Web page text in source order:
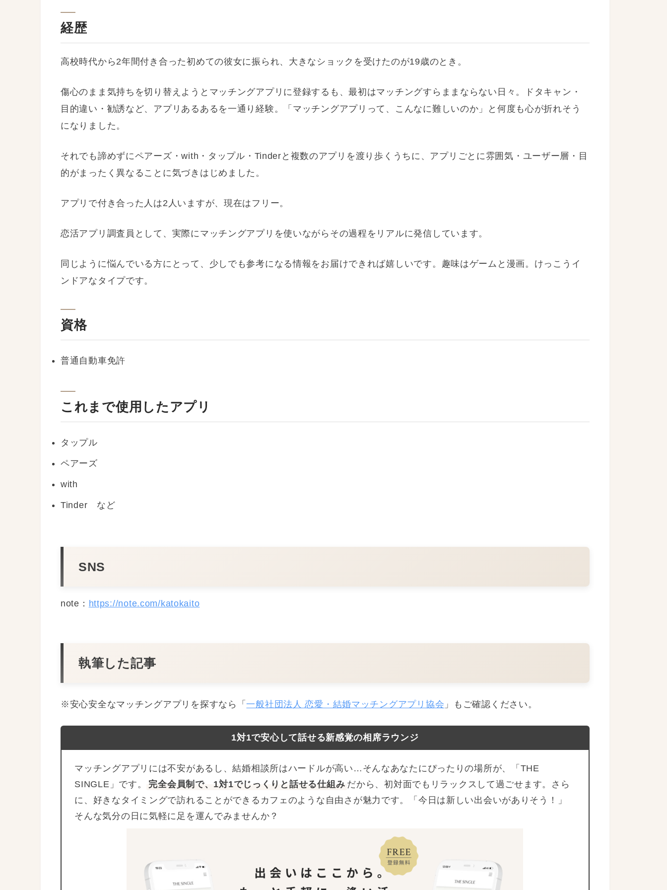
経歴
高校時代から2年間付き合った初めての彼女に振られ、大きなショックを受けたのが19歳のとき。
傷心のまま気持ちを切り替えようとマッチングアプリに登録するも、最初はマッチングすらままならない日々。ドタキャン・
目的違い・勧誘など、アプリあるあるを一通り経験。「マッチングアプリって、こんなに難しいのか」と何度も心が折れそう
になりました。
それでも諦めずにペアーズ・with・タップル・Tinderと複数のアプリを渡り歩くうちに、アプリごとに雰囲気・ユーザー層・目
的がまったく異なることに気づきはじめました。
アプリで付き合った人は2人いますが、現在はフリー。
恋活アプリ調査員として、実際にマッチングアプリを使いながらその過程をリアルに発信しています。
同じように悩んでいる方にとって、少しでも参考になる情報をお届けできれば嬉しいです。趣味はゲームと漫画。けっこうイ
ンドアなタイプです。
資格
普通自動車免許
これまで使用したアプリ
タップル
ペアーズ
with
Tinder など
SNS
note： https://note.com/katokaito
執筆した記事
※安心安全なマッチングアプリを探すなら「一般社団法人 恋愛・結婚マッチングアプリ協会 」もご確認ください。
1対1で安心して話せる新感覚の相席ラウンジ
マッチングアプリには不安があるし、結婚相談所はハードルが高い…そんなあなたにぴったりの場所が、「THE
SINGLE」です。
完全会員制で、1対1でじっくりと話せる仕組み だから、初対面でもリラックスして過ごせます。さら
に、好きなタイミングで訪れることができるカフェのような自由さが魅力です。「今日は新しい出会いがありそう！」
そんな気分の日に気軽に足を運んでみませんか？